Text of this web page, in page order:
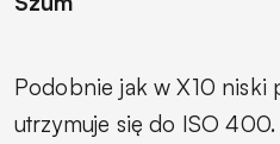
Podobnie jak w X10 niski
utrzymuje się do ISO